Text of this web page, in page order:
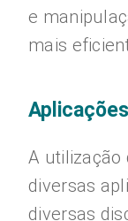
e
mais
Aplicações
A utilização
diversas
diversas